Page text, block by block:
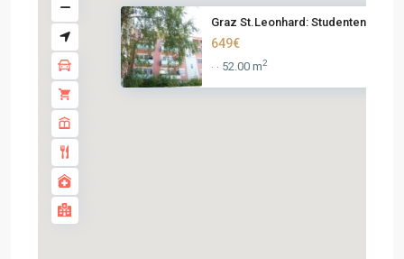
Graz St.Leonhard: Studenten a...
649€
· · 52.00 m2